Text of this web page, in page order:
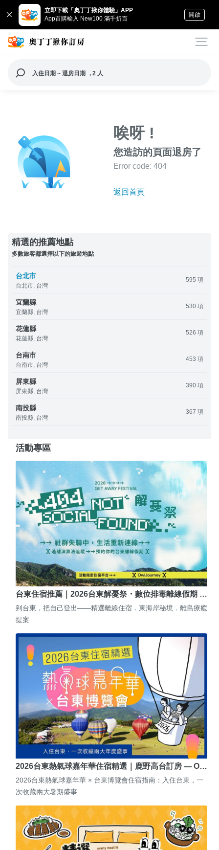
立即下載「奧丁丁揪你體驗」APP
App首購輸入 New100 滿千折百
開啟
入住日期 ~ 退房日期 , 2 人
唉呀 !
您造訪的頁面退房了
Error code: 404
返回首頁
精選的推薦地點
多數旅客都選擇以下的旅遊地點
台北市
台北市, 台灣
595 項
宜蘭縣
宜蘭縣, 台灣
530 項
花蓮縣
花蓮縣, 台灣
526 項
台南市
台南市, 台灣
453 項
屏東縣
屏東縣, 台灣
390 項
南投縣
南投縣, 台灣
367 項
活動專區
台東住宿推薦｜2026台東解憂祭・數位排毒離線假期 …
到台東，把自己登出——精選離線住宿．東海岸秘境．離島療癒
提案
2026台東熱氣球嘉年華住宿精選｜鹿野高台訂房 — O…
2026台東熱氣球嘉年華 × 台東博覽會住宿指南：入住台東，一
次收藏兩大暑期盛事